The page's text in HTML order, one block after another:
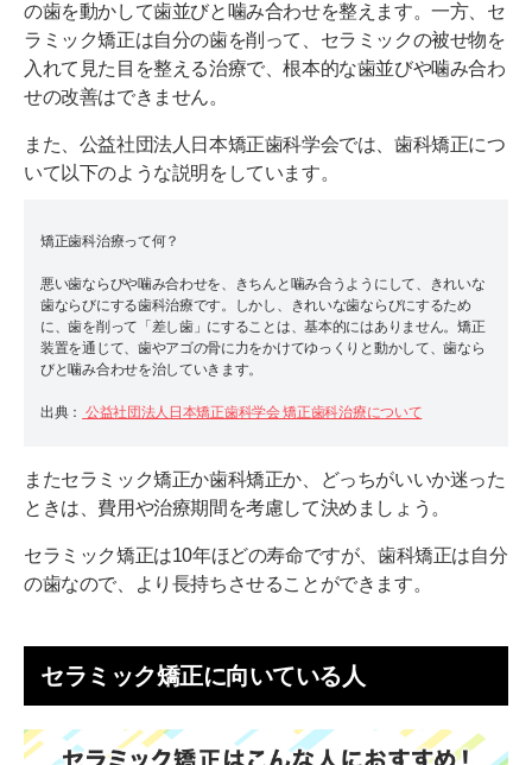
の歯を動かして歯並びと噛み合わせを整えます。一方、セ
ラミック矯正は自分の歯を削って、セラミックの被せ物を
入れて見た目を整える治療で、根本的な歯並びや噛み合わ
せの改善はできません。
また、公益社団法人日本矯正歯科学会では、歯科矯正につ
いて以下のような説明をしています。
矯正歯科治療って何？
悪い歯ならびや噛み合わせを、きちんと噛み合うようにして、きれいな
歯ならびにする歯科治療です。しかし、きれいな歯ならびにするため
に、歯を削って「差し歯」にすることは、基本的にはありません。矯正
装置を通じて、歯やアゴの骨に力をかけてゆっくりと動かして、歯なら
びと噛み合わせを治していきます。
出典： 公益社団法人日本矯正歯科学会 矯正歯科治療について
またセラミック矯正か歯科矯正か、どっちがいいか迷った
ときは、費用や治療期間を考慮して決めましょう。
セラミック矯正は10年ほどの寿命ですが、歯科矯正は自分
の歯なので、より長持ちさせることができます。
セラミック矯正に向いている人